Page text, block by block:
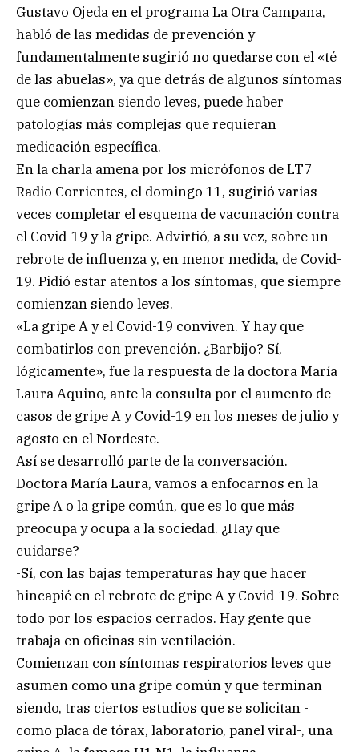
Gustavo Ojeda en el programa La Otra Campana,
habló de las medidas de prevención y
fundamentalmente sugirió no quedarse con el «té
de las abuelas», ya que detrás de algunos síntomas
que comienzan siendo leves, puede haber
patologías más complejas que requieran
medicación específica.
En la charla amena por los micrófonos de LT7
Radio Corrientes, el domingo 11, sugirió varias
veces completar el esquema de vacunación contra
el Covid-19 y la gripe. Advirtió, a su vez, sobre un
rebrote de influenza y, en menor medida, de Covid-
19. Pidió estar atentos a los síntomas, que siempre
comienzan siendo leves.
«La gripe A y el Covid-19 conviven. Y hay que
combatirlos con prevención. ¿Barbijo? Sí,
lógicamente», fue la respuesta de la doctora María
Laura Aquino, ante la consulta por el aumento de
casos de gripe A y Covid-19 en los meses de julio y
agosto en el Nordeste.
Así se desarrolló parte de la conversación.
Doctora María Laura, vamos a enfocarnos en la
gripe A o la gripe común, que es lo que más
preocupa y ocupa a la sociedad. ¿Hay que
cuidarse?
-Sí, con las bajas temperaturas hay que hacer
hincapié en el rebrote de gripe A y Covid-19. Sobre
todo por los espacios cerrados. Hay gente que
trabaja en oficinas sin ventilación.
Comienzan con síntomas respiratorios leves que
asumen como una gripe común y que terminan
siendo, tras ciertos estudios que se solicitan -
como placa de tórax, laboratorio, panel viral-, una